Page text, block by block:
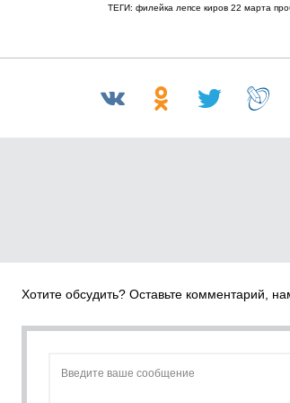
ТЕГИ: филейка лепсе киров 22 марта
Хотите обсудить? Оставьте комментарий,
Введите ваше сообщение